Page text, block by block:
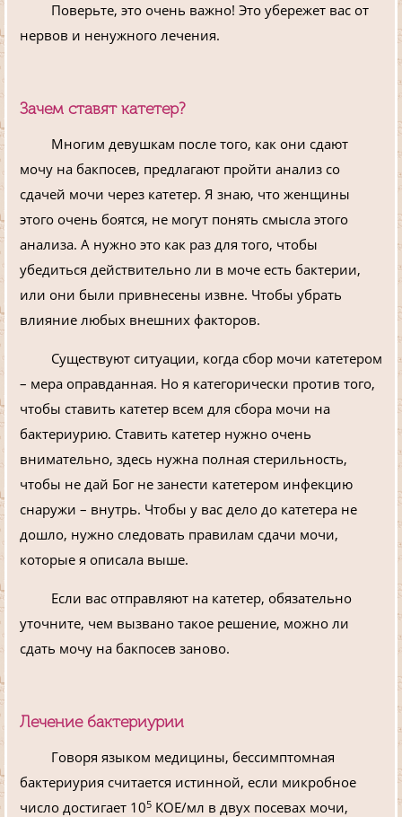
Поверьте, это очень важно! Это убережет вас от
нервов и ненужного лечения.
Зачем ставят катетер?
Многим девушкам после того, как они сдают
мочу на бакпосев, предлагают пройти анализ со
сдачей мочи через катетер. Я знаю, что женщины
этого очень боятся, не могут понять смысла этого
анализа. А нужно это как раз для того, чтобы
убедиться действительно ли в моче есть бактерии,
или они были привнесены извне. Чтобы убрать
влияние любых внешних факторов.
Существуют ситуации, когда сбор мочи катетером
– мера оправданная. Но я категорически против того,
чтобы ставить катетер всем для сбора мочи на
бактериурию. Ставить катетер нужно очень
внимательно, здесь нужна полная стерильность,
чтобы не дай Бог не занести катетером инфекцию
снаружи – внутрь. Чтобы у вас дело до катетера не
дошло, нужно следовать правилам сдачи мочи,
которые я описала выше.
Если вас отправляют на катетер, обязательно
уточните, чем вызвано такое решение, можно ли
сдать мочу на бакпосев заново.
Лечение бактериурии
Говоря языком медицины, бессимптомная
бактериурия считается истинной, если микробное
число достигает 105 КОЕ/мл в двух посевах мочи,